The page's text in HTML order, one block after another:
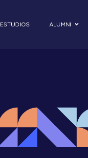
ESTUDIOS ALUMNI